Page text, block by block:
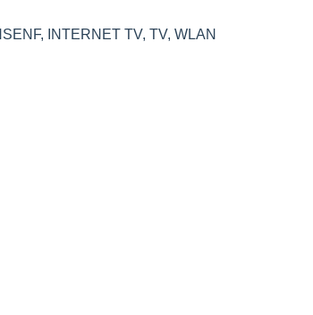
, INTERNET TV, TV, WLAN